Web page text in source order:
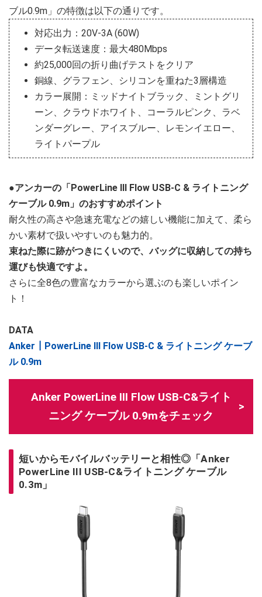
ブル0.9m」の特徴は以下の通りです。
対応出力：20V-3A (60W)
データ転送速度：最大480Mbps
約25,000回の折り曲げテストをクリア
銅線、グラフェン、シリコンを重ねた3層構造
カラー展開：ミッドナイトブラック、ミントグリ
ーン、クラウドホワイト、コーラルピンク、ラベ
ンダーグレー、アイスブルー、レモンイエロー、
ライトパープル
●アンカーの「PowerLine III Flow USB-C & ライトニング
ケーブル 0.9m」のおすすめポイント
耐久性の高さや急速充電などの嬉しい機能に加えて、柔ら
かい素材で扱いやすいのも魅力的。
束ねた際に跡がつきにくいので、バッグに収納しての持ち
運びも快適ですよ。
さらに全8色の豊富なカラーから選ぶのも楽しいポイン
ト！
DATA
Anker┃PowerLine III Flow USB-C & ライトニング ケーブ
ル 0.9m
Anker PowerLine III Flow USB-C&ライト
ニング ケーブル 0.9mをチェック
短いからモバイルバッテリーと相性◎「Anker
PowerLine III USB-C&ライトニング ケーブル
0.3m」